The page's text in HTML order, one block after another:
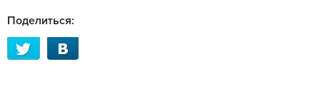
Поделиться: